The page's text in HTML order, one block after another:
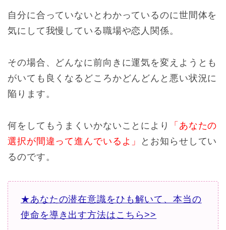
自分に合っていないとわかっているのに世間体を
気にして我慢している職場や恋人関係。
その場合、どんなに前向きに運気を変えようとも
がいても良くなるどころかどんどんと悪い状況に
陥ります。
何をしてもうまくいかないことにより
「あなたの
選択が間違って進んでいるよ」
とお知らせしてい
るのです。
★あなたの潜在意識をひも解いて、本当の
使命を導き出す方法はこちら>>